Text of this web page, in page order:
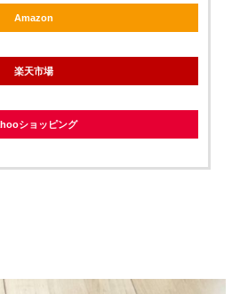
Amazon
楽天市場
ショッピング